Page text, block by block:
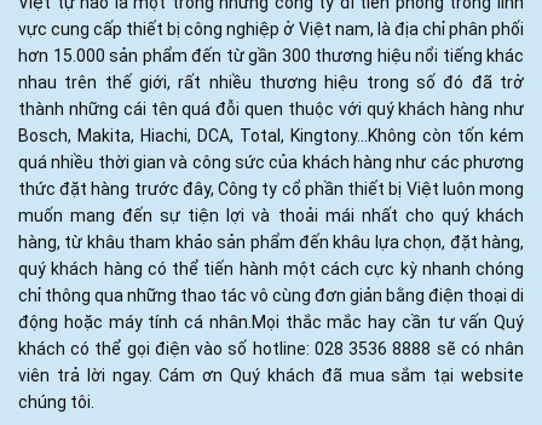
vực cung cấp thiết bị công nghiệp ở Việt nam, là địa chỉ phân phối
hơn 15.000 sản phẩm đến từ gần 300 thương hiệu nổi tiếng khác
nhau trên thế giới, rất nhiều thương hiệu trong số đó đã trở
thành những cái tên quá đỗi quen thuộc với quý khách hàng như
Bosch, Makita, Hiachi, DCA, Total, Kingtony...Không còn tốn kém
quá nhiều thời gian và công sức của khách hàng như các phương
thức đặt hàng trước đây, Công ty cổ phần thiết bị Việt luôn mong
muốn mang đến sự tiện lợi và thoải mái nhất cho quý khách
hàng, từ khâu tham khảo sản phẩm đến khâu lựa chọn, đặt hàng,
quý khách hàng có thể tiến hành một cách cực kỳ nhanh chóng
chỉ thông qua những thao tác vô cùng đơn giản bằng điện thoại di
động hoặc máy tính cá nhân.Mọi thắc mắc hay cần tư vấn Quý
khách có thể gọi điện vào số hotline: 028 3536 8888 sẽ có nhân
viên trả lời ngay. Cám ơn Quý khách đã mua sắm tại website
chúng tôi.